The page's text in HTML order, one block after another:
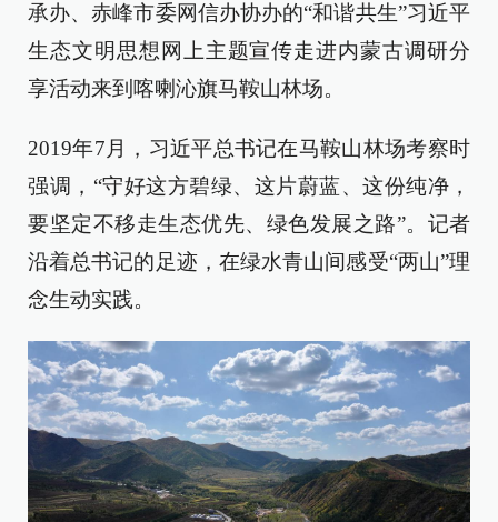
承办、赤峰市委网信办协办的“和谐共生”习近平
生态文明思想网上主题宣传走进内蒙古调研分
享活动来到喀喇沁旗马鞍山林场。
2019年7月，习近平总书记在马鞍山林场考察时
强调，“守好这方碧绿、这片蔚蓝、这份纯净，
要坚定不移走生态优先、绿色发展之路”。记者
沿着总书记的足迹，在绿水青山间感受“两山”理
念生动实践。